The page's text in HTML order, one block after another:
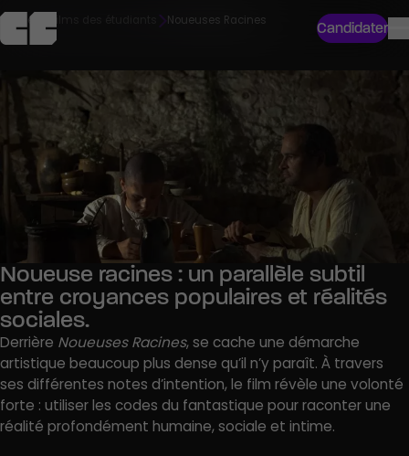
Candidater
Accueil Noueuses Racines
Noueuse racines : un parallèle subtil
entre croyances populaires et réalités
sociales.
Derrière Noueuses Racines, se cache une démarche
artistique beaucoup plus dense qu’il n’y paraît. À travers
ses différentes notes d’intention, le film révèle une volonté
forte : utiliser les codes du fantastique pour raconter une
réalité profondément humaine, sociale et intime.